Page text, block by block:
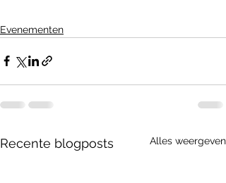
Evenementen
Recente blogposts Alles weergeven